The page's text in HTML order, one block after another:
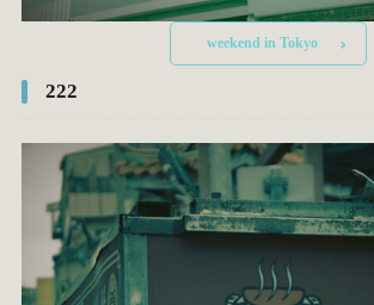
weekend in Tokyo
222